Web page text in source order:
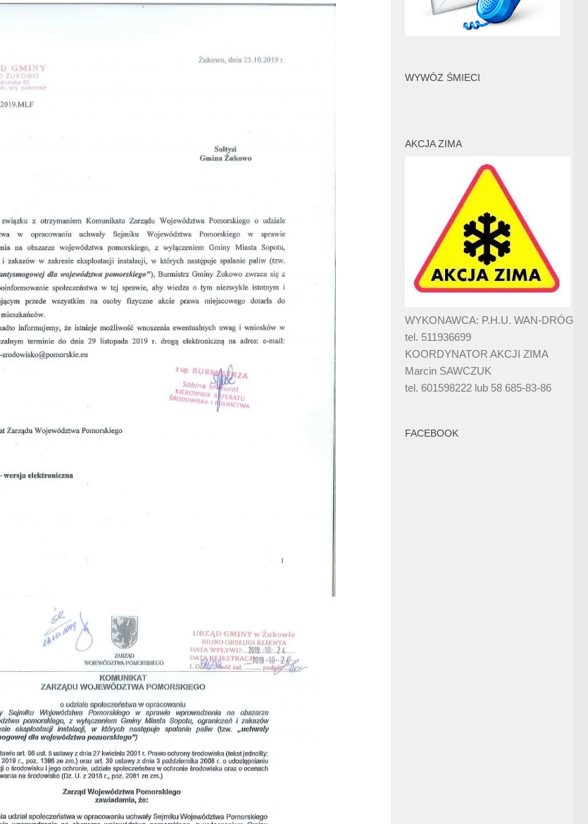
WYWÓZ ŚMIECI
AKCJA ZIMA
WYKONAWCA: P.H.U. WAN-DRÓG
tel. 511936699
KOORDYNATOR AKCJI ZIMA
Marcin SAWCZUK
tel. 601598222 lub 58 685-83-86
FACEBOOK